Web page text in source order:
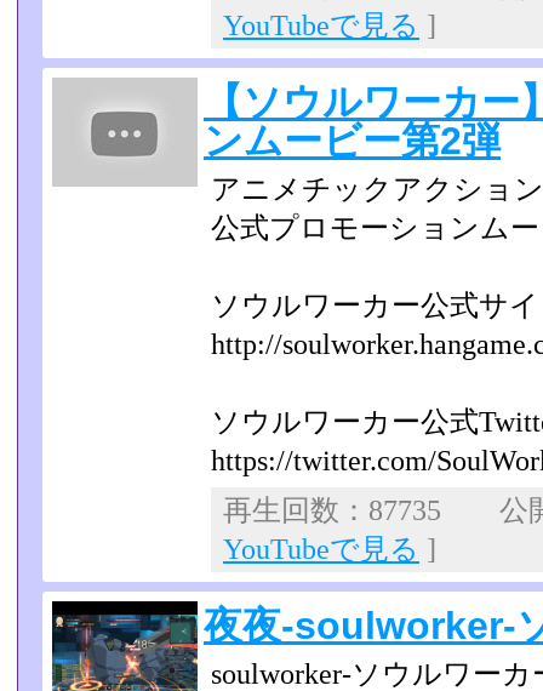
YouTubeで見る ]
【ソウルワーカ
ンムービー第2弾
アニメチックアクショ
公式プロモーションム
ソウルワーカー公式サ
http://
ソウルワーカー公式
https://twitter.com/
再生回数：87735 公
YouTubeで見る ]
夜夜-soulworker-
soulworker-ソウルワーカ